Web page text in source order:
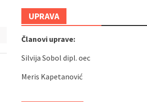
UPRAVA
Članovi uprave:
Silvija Sobol dipl. oec
Meris Kapetanović